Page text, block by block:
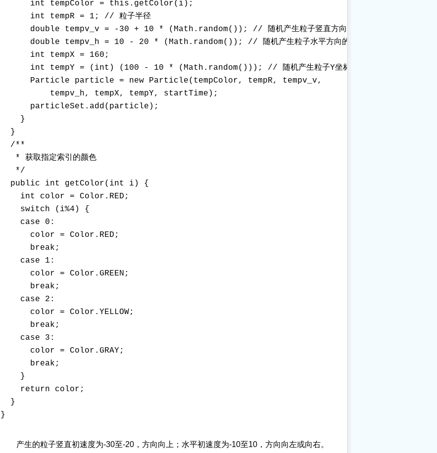
      int tempColor = this.getColor(i);
      int tempR = 1; // 粒子半径
      double tempv_v = -30 + 10 * (Math.random()); // 随机产生粒子竖直方向的速度
      double tempv_h = 10 - 20 * (Math.random()); // 随机产生粒子水平方向的速度
      int tempX = 160;
      int tempY = (int) (100 - 10 * (Math.random())); // 随机产生粒子Y坐标，90到100之间
      Particle particle = new Particle(tempColor, tempR, tempv_v,
          tempv_h, tempX, tempY, startTime);
      particleSet.add(particle);
    }
  }
  /**
   * 获取指定索引的颜色
   */
  public int getColor(int i) {
    int color = Color.RED;
    switch (i%4) {
    case 0:
      color = Color.RED;
      break;
    case 1:
      color = Color.GREEN;
      break;
    case 2:
      color = Color.YELLOW;
      break;
    case 3:
      color = Color.GRAY;
      break;
    }
    return color;
  }
}
产生的粒子竖直初速度为-30至-20，方向向上；水平初速度为-10至10，方向向左或向右。